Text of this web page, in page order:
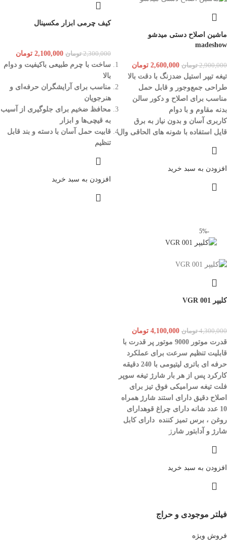
فیلتر موجودی و حراج
فروش ویژه
ماشین اصلاح دستی میدشو
madeshow
2,900,000 تومان 2,600,000 تومان
تیغه‌ تیپر استیل ضدزنگ با دقت بالا
طراحی جمع‌وجور و قابل حمل
مناسب برای اصلاح و دکور سالن
بدنه مقاوم و با دوام
کاربری آسان و بدون نیاز به برق
قایل استفاده با شونه های الحاقی وال
افزودن به سبد خرید
کیف چرمی ابزار مکسینال
2,300,000 تومان 2,100,000 تومان
ساخت با چرم طبیعی باکیفیت و دوام
بالا
مناسب برای آرایشگران حرفه‌ای و
هنرجویان
محافظ ضخیم برای جلوگیری از آسیب
به قیچی‌ها و ابزار
قابیت حمل آسان با دسته و بند قابل
تنظیم
افزودن به سبد خرید
-5%
کلیپر 001 VGR
4,300,000 تومان 4,100,000 تومان
قدرت موتور 9000
موتور پر قدرت با
قابلیت تنظیم سرعت برای عملکرد
حرفه ای
باتری لیتیومی با 240 دقیقه
کارکرد پس از هر بار شارژ تیغه سوپر
فلت تیغه سرامیکی فوق تیز برای
اصلاح دقیق دارای استند شارژ همراه
10 عدد شانه
دارای چراغ قوهدارای
روغن ، برس تمیز کننده دارای کابل
شارژ و آدابتور شار ژ
افزودن به سبد خرید